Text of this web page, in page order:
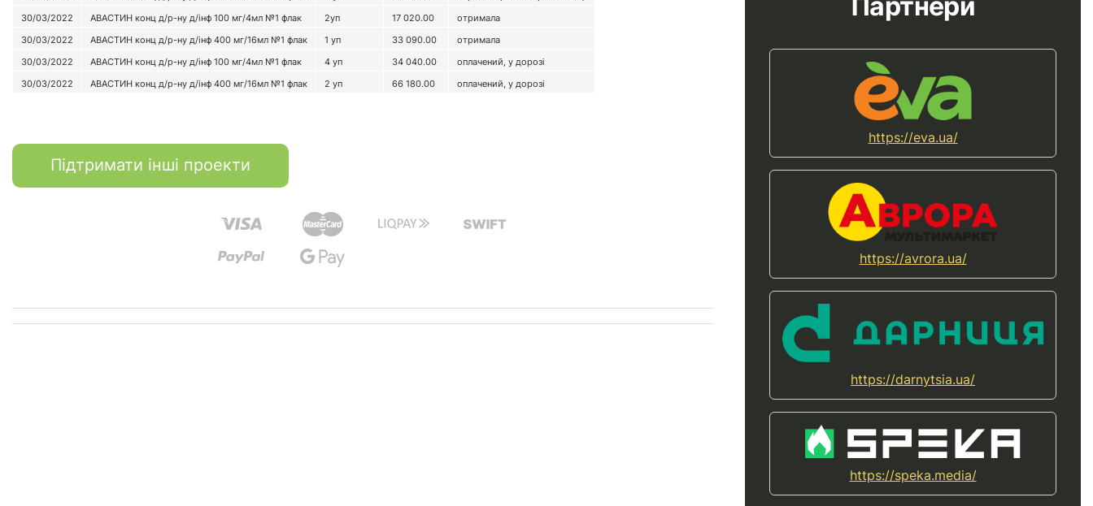
30/03/2022
АВАСТИН конц д/р-ну д/інф 100 мг/4мл №1 флак 2уп 17 020.00
отримала
30/03/2022
АВАСТИН конц д/р-ну д/інф 400 мг/16мл №1 флак 1 уп 33 090.00
отримала
30/03/2022
АВАСТИН конц д/р-ну д/інф 100 мг/4мл №1 флак 4 уп 34 040.00
оплачений, у дорозі
30/03/2022
АВАСТИН конц д/р-ну д/інф 400 мг/16мл №1 флак 2 уп 66 180.00 оплачений, у дорозі
Підтримати інші проекти
https://eva.ua/
https://avrora.ua/
https://darnytsia.ua/
https://speka.media/